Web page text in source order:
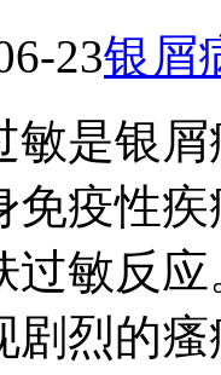
23银屑
敏是银
免疫性
过敏反
剧烈的